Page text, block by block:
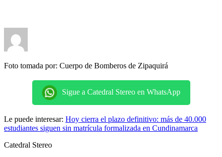
Foto tomada por: Cuerpo de Bomberos de Zipaquirá
Sigue a Catedral Stereo en WhatsApp
Le puede interesar: Hoy cierra el plazo definitivo: más de 40.000
estudiantes siguen sin matrícula formalizada en Cundinamarca
Catedral Stereo